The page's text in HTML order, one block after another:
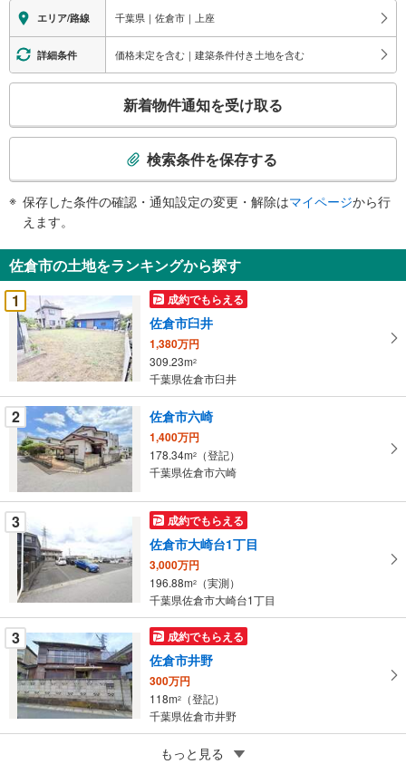
エリア/路線 千葉県｜佐倉市｜上座
詳細条件 価格未定を含む｜建築条件付き土地を含む
検
知
を
受
け
取
る
・
件
を
マ
ペ
ー
ジ
に
保
存
る
新着物件通知を受け取る
検索条件を保存する
保存した条件の確認・通知設定の変更・解除はマイページから行
えます。
佐倉市の土地をランキングから探す
1
成約でもらえる
佐倉市臼井
1,380万円
309.23m2
千葉県佐倉市臼井
2 佐倉市六崎
1,400万円
178.34m2
（登記）
千葉県佐倉市六崎
3 成約でもらえる
佐倉市大崎台1丁目
3,000万円
196.88m2
（実測）
千葉県佐倉市大崎台1丁目
3 成約でもらえる
佐倉市井野
300万円
118m2
（登記）
千葉県佐倉市井野
佐倉市山崎
もっと見る